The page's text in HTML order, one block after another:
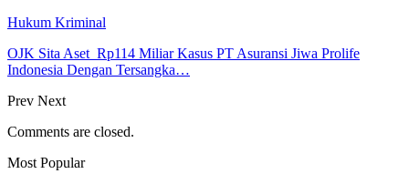
Hukum Kriminal
OJK Sita Aset Rp114 Miliar Kasus PT Asuransi Jiwa Prolife
Indonesia Dengan Tersangka…
Prev Next
Comments are closed.
Most Popular